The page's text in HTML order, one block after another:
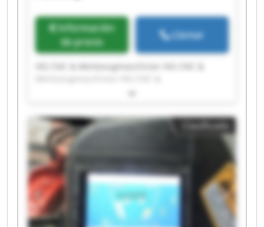
Información
de precio
Llamar
VIG CNC & Werkzeugmaschinen VIG CNC &
Werkzeugmaschinen VIG CNC &
Werkzeugmaschinen VIG CNC &
Werkzeugmaschinen VIG CNC &
Werkzeugmaschinen VIG CNC &
Werkzeugmaschinen VIG CNC &
Werkzeugmaschinen VIG CNC &
Werkzeugmaschinen VIG CNC &
Werkzeugmaschinen VIG CNC &
Werkzeugmaschinen VIG CNC &
Werkzeugmaschinen VIG CNC &
Clasificado